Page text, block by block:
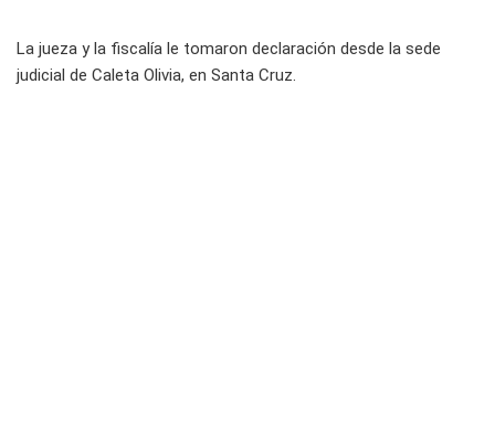
La jueza y la fiscalía le tomaron declaración desde la sede
judicial de Caleta Olivia, en Santa Cruz.